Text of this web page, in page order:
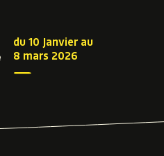
du 10 Janvier au
8 mars 2026